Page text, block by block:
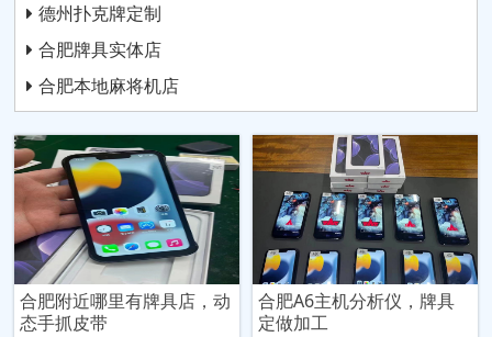
德州扑克牌定制
合肥牌具实体店
合肥本地麻将机店
合肥附近哪里有牌具店，动
态手抓皮带
合肥A6主机分析仪，牌具
定做加工